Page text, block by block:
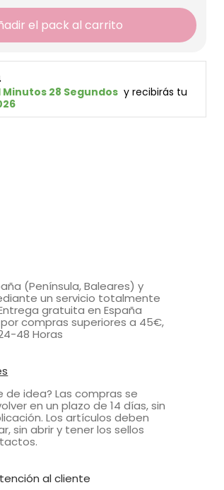
el pack al carrito
Minutos 28 Segundos
  y recibirás tu
(Península, Baleares) y
un servicio totalmente
gratuita en España
compras superiores a 45€,
48 Horas
de idea? Las compras se
en un plazo de 14 días, sin
Los artículos deben
sin abrir y tener los sellos
al cliente